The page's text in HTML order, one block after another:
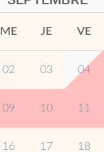
ME JE VE
02 03 04
09 10 11
16 17 18